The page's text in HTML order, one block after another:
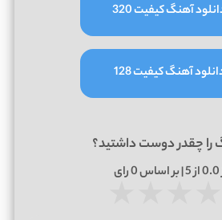
آهنگ کیفیت 320
آهنگ کیفیت 128
را چقدر دوست داشتید؟
0.0از 5 | بر اساس 0رای